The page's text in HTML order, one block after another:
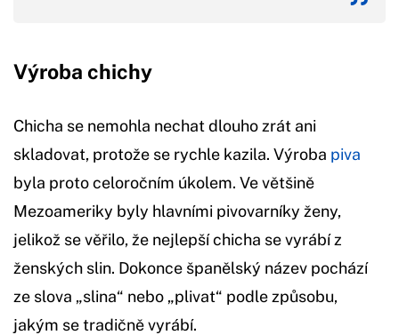
Výroba chichy
Chicha se nemohla nechat dlouho zrát ani
skladovat, protože se rychle kazila. Výroba piva
byla proto celoročním úkolem. Ve většině
Mezoameriky byly hlavními pivovarníky ženy,
jelikož se věřilo, že nejlepší chicha se vyrábí z
ženských slin. Dokonce španělský název pochází
ze slova „slina“ nebo „plivat“ podle způsobu,
jakým se tradičně vyrábí.